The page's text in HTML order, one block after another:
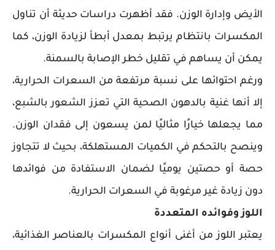
الأيض وإدارة الوزن. فقد أظهرت دراسات حديثة أن تناول
المكسرات بانتظام يرتبط بمعدل أبطأ لزيادة الوزن، كما
يمكن أن يساهم في تقليل خطر الإصابة بالسمنة.
ورغم احتوائها على نسبة مرتفعة من السعرات الحرارية،
إلا أنها غنية بالدهون الصحية التي تعزز الشعور بالشبع،
مما يجعلها خيارًا مثاليًا لمن يسعون إلى فقدان الوزن.
وينصح بالتحكم في الكميات المستهلكة، بحيث لا تتجاوز
حصة أو حصتين يوميًا لضمان الاستفادة من فوائدها
دون زيادة غير مرغوبة في السعرات الحرارية.
اللوز وفوائده المتعددة
يعتبر اللوز من أغنى أنواع المكسرات بالعناصر الغذائية،